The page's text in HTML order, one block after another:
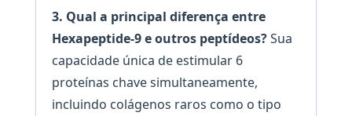
3. Qual a principal diferença entre
Hexapeptide-9 e outros peptídeos?Sua
capacidade única de estimular 6
proteínas chave simultaneamente,
incluindo colágenos raros como o tipo